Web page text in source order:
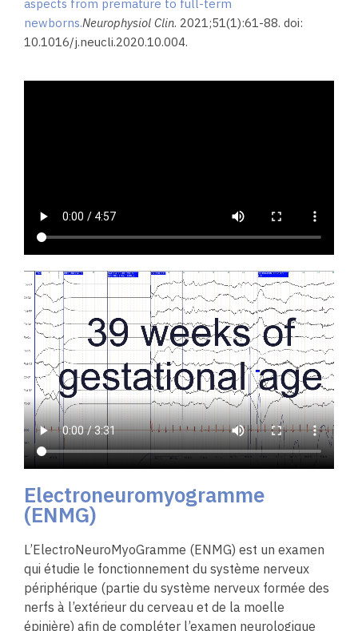
aspects from premature to full-term
newborns.Neurophysiol Clin. 2021;51(1):61-88. doi:
10.1016/j.neucli.2020.10.004.
Electroneuromyogramme
(ENMG)
L’ElectroNeuroMyoGramme (ENMG) est un examen
qui étudie le fonctionnement du système nerveux
périphérique (partie du système nerveux formée des
nerfs à l’extérieur du cerveau et de la moelle
épinière) afin de compléter l’examen neurologique